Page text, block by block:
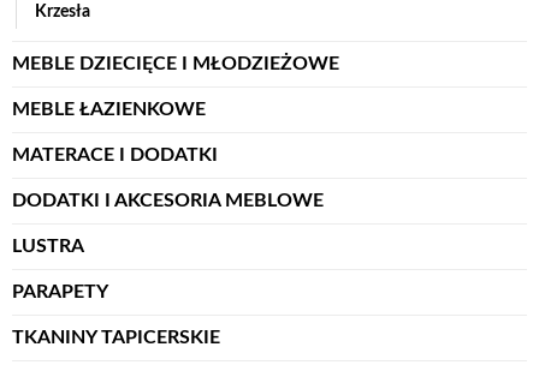
Krzesła
MEBLE DZIECIĘCE I MŁODZIEŻOWE
MEBLE ŁAZIENKOWE
MATERACE I DODATKI
DODATKI I AKCESORIA MEBLOWE
LUSTRA
PARAPETY
TKANINY TAPICERSKIE